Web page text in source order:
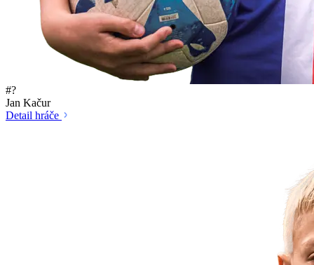
#?
Jan Kačur
Detail hráče